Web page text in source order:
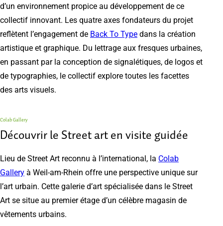
d’un environnement propice au développement de ce
collectif innovant. Les quatre axes fondateurs du projet
reflètent l’engagement de Back To Type dans la création
artistique et graphique. Du lettrage aux fresques urbaines,
en passant par la conception de signalétiques, de logos et
de typographies, le collectif explore toutes les facettes
des arts visuels.
Colab Gallery
Découvrir le Street art en visite guidée
Lieu de Street Art reconnu à l’international, la Colab
Gallery à Weil-am-Rhein offre une perspective unique sur
l’art urbain. Cette galerie d’art spécialisée dans le Street
Art se situe au premier étage d’un célèbre magasin de
vêtements urbains.